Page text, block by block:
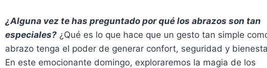
¿Alguna vez te has preguntado por qué los abrazos son tan
especiales? ¿Qué es lo que hace que un gesto tan simple
abrazo tenga el poder de generar confort, seguridad y
En este emocionante domingo, exploraremos la magia de los